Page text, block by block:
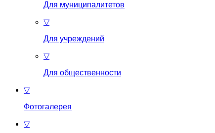
Для муниципалитетов
▽
Для учреждений
▽
Для общественности
▽
Фотогалерея
▽